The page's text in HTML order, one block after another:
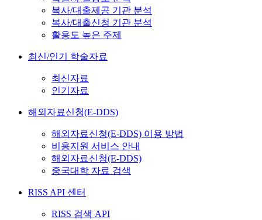
복사/대출제공 기관 분석
복사/대출신청 기관 분석
활용도 높은 주제
최신/인기 학술자료
최신자료
인기자료
해외자료신청(E-DDS)
해외자료신청(E-DDS) 이용 방법
비용지원 서비스 안내
해외자료신청(E-DDS)
중국대학 자료 검색
RISS API 센터
RISS 검색 API